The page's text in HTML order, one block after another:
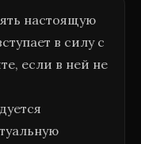
настоящую
в силу с
если в ней не